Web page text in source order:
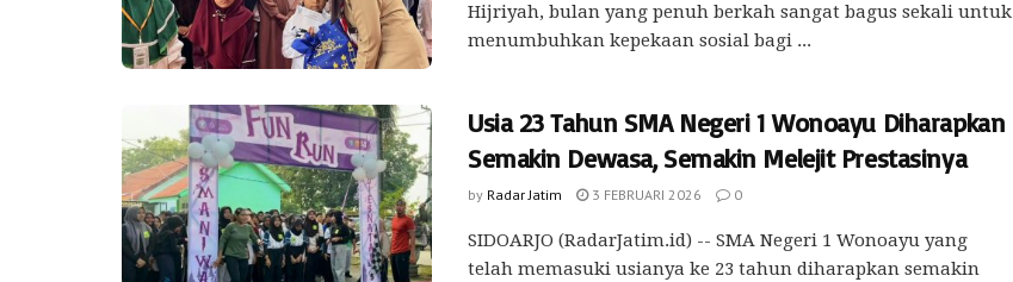
Hijriyah, bulan yang penuh berkah sangat bagus sekali untuk
menumbuhkan kepekaan sosial bagi ...
Usia 23 Tahun SMA Negeri 1 Wonoayu Diharapkan
Semakin Dewasa, Semakin Melejit Prestasinya
by Radar Jatim 3 FEBRUARI 2026 0
SIDOARJO (RadarJatim.id) -- SMA Negeri 1 Wonoayu yang
telah memasuki usianya ke 23 tahun diharapkan semakin